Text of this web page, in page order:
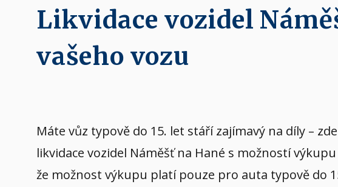
Likvidace vozidel
vašeho vozu
Máte vůz typově do 15. let stáří zajímavý na díly –
likvidace vozidel Náměšť na Hané s možností
že možnost výkupu platí pouze pro auta typově do